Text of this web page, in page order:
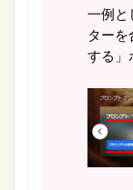
一例と
ターを
する」